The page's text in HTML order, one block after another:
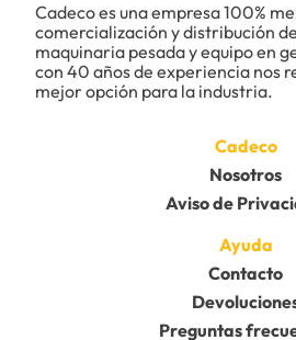
Cadeco es una empresa 100%
comercialización y distribución
maquinaria pesada y equipo en
con 40 años de experiencia nos
mejor opción para la industria.
Cadeco
Nosotros
Aviso de
Ayuda
Contacto
Preguntas